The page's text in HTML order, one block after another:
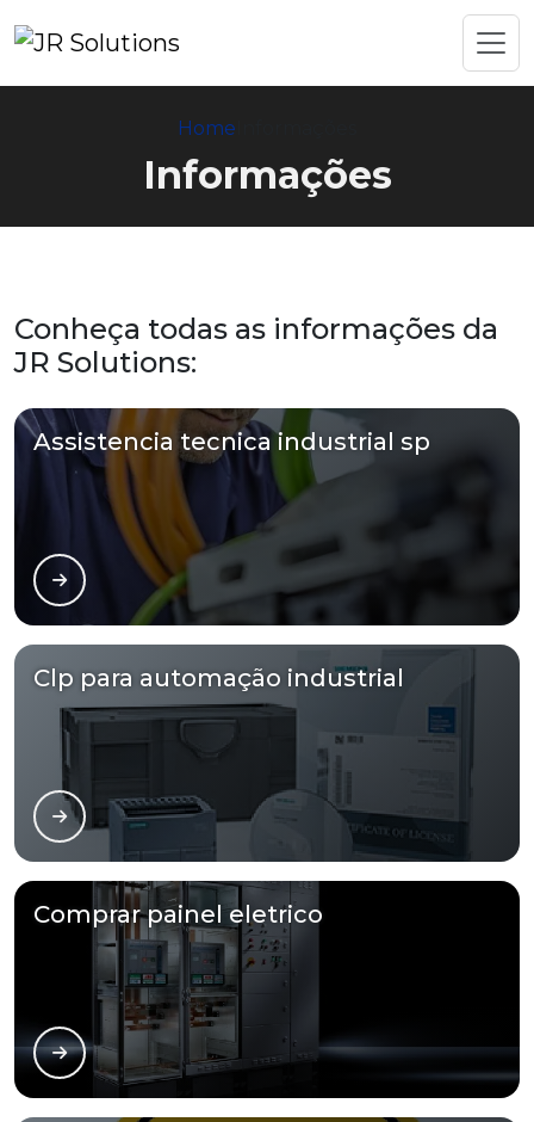
Home
Informações
Conheça todas as informações da
JR Solutions:
Assistencia tecnica industrial sp
Clp para automação industrial
Comprar painel eletrico